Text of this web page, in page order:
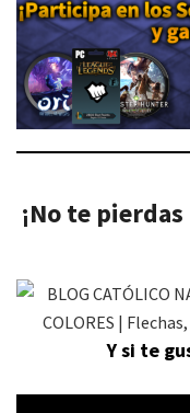
¡No te
Y si te